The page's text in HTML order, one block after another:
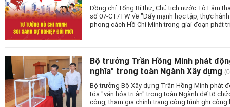
Đồng chí Tổng Bí thư, Chủ tịch nước Tô Lâm
số 07-CT/TW về "Đẩy mạnh học tập, thực
phong cách Hồ Chí Minh trong giai đoạn phát
Bộ trưởng Trần Hồng Minh phát
nghĩa" trong toàn Ngành Xây dựng
Bộ trưởng Bộ Xây dựng Trần Hồng Minh phát
tỏa "văn hóa tri ân" trong toàn Ngành để tổ
công, tham gia chỉnh trang công trình ghi công